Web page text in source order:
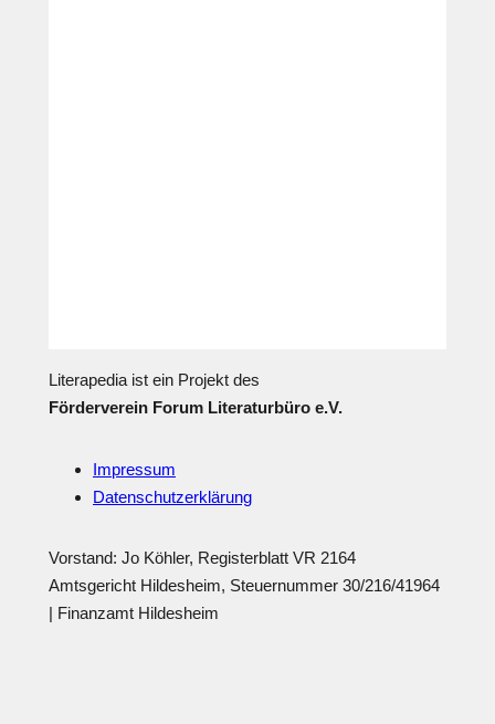
Literapedia ist ein Projekt des
Förderverein Forum Literaturbüro e.V.
Impressum
Datenschutzerklärung
Vorstand: Jo Köhler, Registerblatt VR 2164
Amtsgericht Hildesheim, Steuernummer 30/216/41964
| Finanzamt Hildesheim